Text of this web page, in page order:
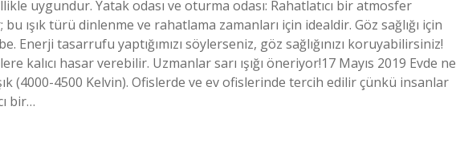
uygundur. Yatak odası ve oturma odası: Rahatlatıcı bir atmosfer
bu ışık türü dinlenme ve rahatlama zamanları için idealdir. Göz sağlığı için
Enerji tasarrufu yaptığımızı söylerseniz, göz sağlığınızı koruyabilirsiniz!
kalıcı hasar verebilir. Uzmanlar sarı ışığı öneriyor!17 Mayıs 2019 Evde ne
(4000-4500 Kelvin). Ofislerde ve ev ofislerinde tercih edilir çünkü insanlar
bir…